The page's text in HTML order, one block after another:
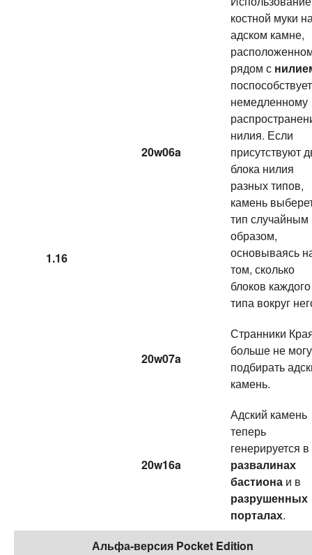
1.16
20w06a
костной муки
адском камне,
рядом с
поспособствует
немедленному
нилия. Если
присутствуют
блока нилия
разных типов,
камень
тип случайным
образом,
основываясь
том, сколько
блоков каждого
типа вокруг
20w07a
Странники
больше не
подбирать
камень.
20w16a
Адский камень
теперь
генерируется в
развалинах
бастиона и в
разрушенных
порталах.
Альфа-версия Pocket Edition